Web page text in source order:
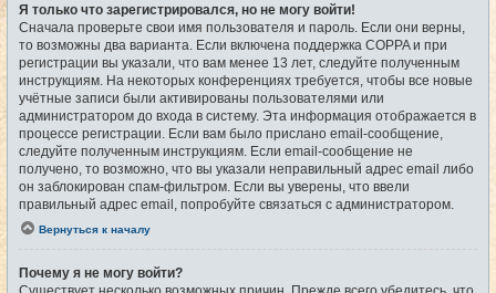
Я только что зарегистрировался, но не могу войти!
Сначала проверьте свои имя пользователя и пароль. Если они верны,
то возможны два варианта. Если включена поддержка COPPA и при
регистрации вы указали, что вам менее 13 лет, следуйте полученным
инструкциям. На некоторых конференциях требуется, чтобы все новые
учётные записи были активированы пользователями или
администратором до входа в систему. Эта информация отображается в
процессе регистрации. Если вам было прислано email-сообщение,
следуйте полученным инструкциям. Если email-сообщение не
получено, то возможно, что вы указали неправильный адрес email либо
он заблокирован спам-фильтром. Если вы уверены, что ввели
правильный адрес email, попробуйте связаться с администратором.
Вернуться к началу
Почему я не могу войти?